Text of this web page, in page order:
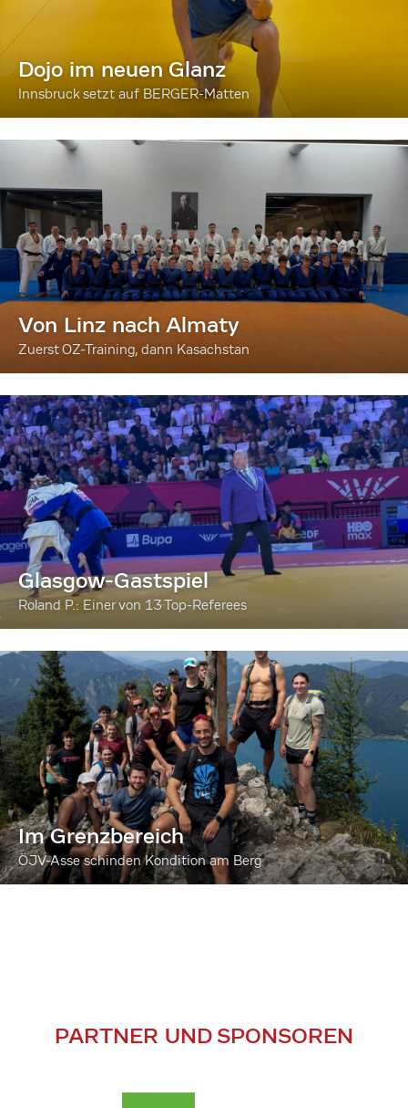
Dojo im neuen Glanz
Innsbruck setzt auf BERGER-Matten
Von Linz nach Almaty
Zuerst OZ-Training, dann Kasachstan
Glasgow-Gastspiel
Roland P.: Einer von 13 Top-Referees
Im Grenzbereich
ÖJV-Asse schinden Kondition am Berg
PARTNER UND SPONSOREN